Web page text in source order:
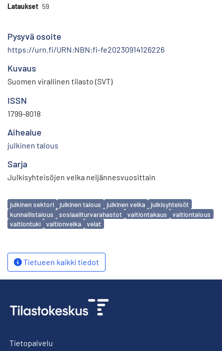
Lataukset 59
Pysyvä osoite
https://urn.fi/URN:NBN:fi-fe20230914126226
Kuvaus
Suomen virallinen tilasto (SVT)
ISSN
1799-8018
Aihealue
julkinen talous
Sarja
Julkisyhteisöjen velka neljännesvuosittain
Avainsanat
julkinen sektori julkinen talous julkinen velka
julkisyhteisöt
kunnallistalous
sosiaaliturvarahastot valtiontakaus
valtiontalous
valtiontuki
valtionvelka velat
Tietueen kaikki tiedot
Tietopalvelu